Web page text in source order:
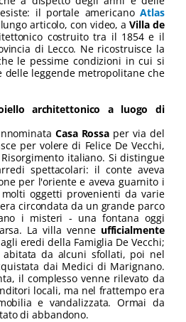
il portale americanoAtlas
articolo, con video, aVilla de
costruito tra il 1854 e il
di Lecco. Ne ricostruisce la
le pessime condizioni in cui si
leggende metropolitane che
architettonico a luogo di
Casa Rossa per via del
per volere di Felice De Vecchi,
italiano. Si distingue
spettacolari: il conte aveva
per l'oriente e aveva guarnito i
oggetti provenienti da varie
circondata da un grande parco
i misteri - una fontana oggi
La villa venne ufficialmente
eredi della Famiglia De Vecchi;
da alcuni sfollati, poi nel
dai Medici di Marignano.
il complesso venne rilevato da
locali, ma nel frattempo era
e vandalizzata. Ormai da
di abbandono.